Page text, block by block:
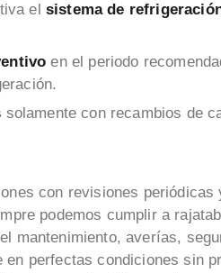
el sistema de
en el periodo
solamente con recambios de
con revisiones
podemos cumplir a
mantenimiento, averías,
perfectas condiciones sin